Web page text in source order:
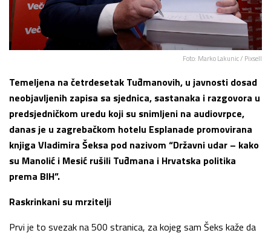
Foto: Marko Lakunic / Pixsell
Temeljena na četrdesetak Tuđmanovih, u javnosti dosad
neobjavljenih zapisa sa sjednica, sastanaka i razgovora u
predsjedničkom uredu koji su snimljeni na audiovrpce,
danas je u zagrebačkom hotelu Esplanade promovirana
knjiga Vladimira Šeksa pod nazivom “Državni udar – kako
su Manolić i Mesić rušili Tuđmana i Hrvatska politika
prema BIH”.
Raskrinkani su mrzitelji
Prvi je to svezak na 500 stranica, za kojeg sam Šeks kaže da